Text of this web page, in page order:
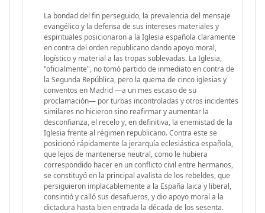
La bondad del fin perseguido, la prevalencia del mensaje
evangélico y la defensa de sus intereses materiales y
espirituales posicionaron a la Iglesia española claramente
en contra del orden republicano dando apoyo moral,
logístico y material a las tropas sublevadas. La Iglesia,
"oficialmente", no tomó partido de inmediato en contra de
la Segunda República, pero la quema de cinco iglesias y
conventos en Madrid —a un mes escaso de su
proclamación— por turbas incontroladas y otros incidentes
similares no hicieron sino reafirmar y aumentar la
desconfianza, el recelo y, en definitiva, la enemistad de la
Iglesia frente al régimen republicano. Contra este se
posicionó rápidamente la jerarquía eclesiástica española,
que lejos de mantenerse neutral, como le hubiera
correspondido hacer en un conflicto civil entre hermanos,
se constituyó en la principal avalista de los rebeldes, que
persiguieron implacablemente a la España laica y liberal,
consintió y calló sus desafueros, y dio apoyo moral a la
dictadura hasta bien entrada la década de los sesenta.